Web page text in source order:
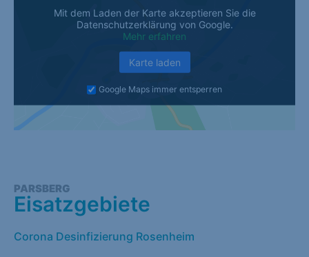
Mit dem Laden der Karte akzeptieren Sie die
Datenschutzerklärung von Google.
Mehr erfahren
Karte laden
Google Maps immer entsperren
PARSBERG
Eisatzgebiete
Corona Desinfizierung Rosenheim